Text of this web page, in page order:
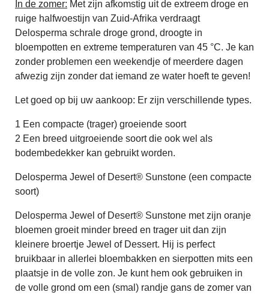
In de zomer: Met zijn afkomstig uit de extreem droge en
ruige halfwoestijn van Zuid-Afrika verdraagt
Delosperma schrale droge grond, droogte in
bloempotten en extreme temperaturen van 45 °C. Je kan
zonder problemen een weekendje of meerdere dagen
afwezig zijn zonder dat iemand ze water hoeft te geven!
Let goed op bij uw aankoop: Er zijn verschillende types.
1 Een compacte (trager) groeiende soort
2 Een breed uitgroeiende soort die ook wel als
bodembedekker kan gebruikt worden.
Delosperma Jewel of Desert® Sunstone (een compacte
soort)
Delosperma Jewel of Desert® Sunstone met zijn oranje
bloemen groeit minder breed en trager uit dan zijn
kleinere broertje Jewel of Dessert. Hij is perfect
bruikbaar in allerlei bloembakken en sierpotten mits een
plaatsje in de volle zon. Je kunt hem ook gebruiken in
de volle grond om een (smal) randje gans de zomer van